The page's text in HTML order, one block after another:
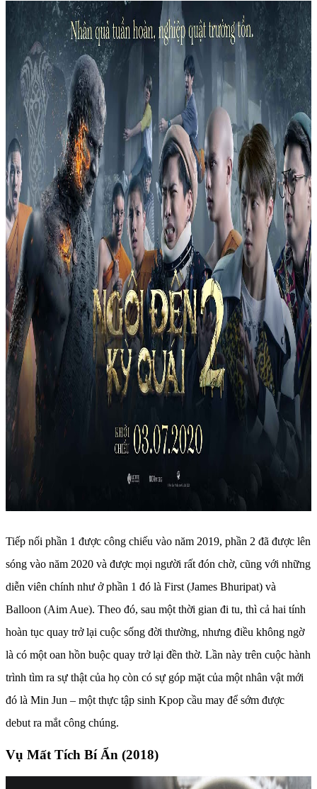
Tiếp nối phần 1 được công chiếu vào năm 2019, phần 2 đã được lên
sóng vào năm 2020 và được mọi người rất đón chờ, cũng với những
diễn viên chính như ở phần 1 đó là First (James Bhuripat) và
Balloon (Aim Aue). Theo đó, sau một thời gian đi tu, thì cả hai tính
hoàn tục quay trở lại cuộc sống đời thường, nhưng điều không ngờ
là có một oan hồn buộc quay trở lại đền thờ. Lần này trên cuộc hành
trình tìm ra sự thật của họ còn có sự góp mặt của một nhân vật mới
đó là Min Jun – một thực tập sinh Kpop cầu may để sớm được
debut ra mắt công chúng.
Vụ Mất Tích Bí Ẩn (2018)